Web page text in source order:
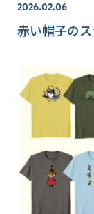
2026.02.06
赤い帽子の